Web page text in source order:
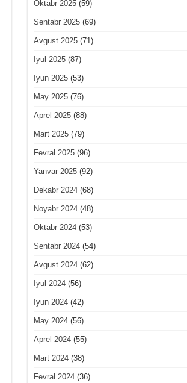
Oktabr 2025(59)
Sentabr 2025(69)
Avgust 2025(71)
Iyul 2025(87)
Iyun 2025(53)
May 2025(76)
Aprel 2025(88)
Mart 2025(79)
Fevral 2025(96)
Yanvar 2025(92)
Dekabr 2024(68)
Noyabr 2024(48)
Oktabr 2024(53)
Sentabr 2024(54)
Avgust 2024(62)
Iyul 2024(56)
Iyun 2024(42)
May 2024(56)
Aprel 2024(55)
Mart 2024(38)
Fevral 2024(36)